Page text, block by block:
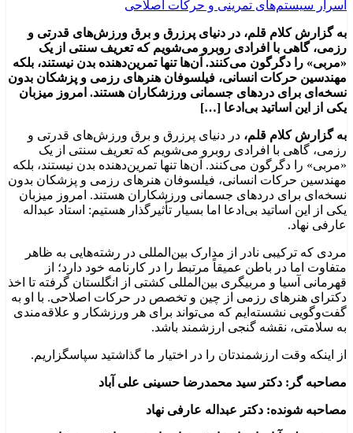
به گزارش کلام قلم، در دنیای پرزرق و برق ورزش‌های قدرتی و
رزمی، گاهی با افرادی روبرو می‌شویم که تعریف سنتی از یک
«مربی» را دگرگون می‌کنند. آن‌ها تنها تمرین‌دهنده بدن نیستند، بلکه
مهندسین حرکات انسانی، فیلسوفان هنرهای رزمی و پزشکان بدون
نسخه‌ای برای دردهای جسمانی ورزشکاران هستند. امروز میزبان
یکی از این اساتید بی‌ادعا […]
به گزارش کلام قلم، در دنیای پرزرق و برق ورزش‌های قدرتی و
رزمی، گاهی با افرادی روبرو می‌شویم که تعریف سنتی از یک
«مربی» را دگرگون می‌کنند. آن‌ها تنها تمرین‌دهنده بدن نیستند، بلکه
مهندسین حرکات انسانی، فیلسوفان هنرهای رزمی و پزشکان بدون
نسخه‌ای برای دردهای جسمانی ورزشکاران هستند. امروز میزبان
یکی از این اساتید بی‌ادعا اما بسیار تأثیرگذار هستیم: استاد عبداله
عارفی نهاد.
مردی که ترکیبی نادر از مدارک بین‌المللی در رشته‌هایی به ظاهر
متفاوت اما در باطن عمیقاً مرتبط را در کارنامه خود دارد؛ از
قهرمانی آسیا و مربیگری بین‌المللی کشتی از انگلستان گرفته تا اخذ
دکترای هنرهای رزمی از چین و تخصص در حرکات اصلاحی. با او به
گفت‌وگویی نشسته‌ایم که می‌تواند برای هر ورزشکار و علاقه‌مندی
به سلامتی، نقشه گنجی ارزشمند باشد.
از اینکه وقت ارزشمندتان را در اختیار ما گذاشتید سپاسگزاریم.
مصاحبه گر: دکتر سید محمدرضا حسینی علی آباد
مصاحبه شونده: دکتر عبداله عارفی نهاد